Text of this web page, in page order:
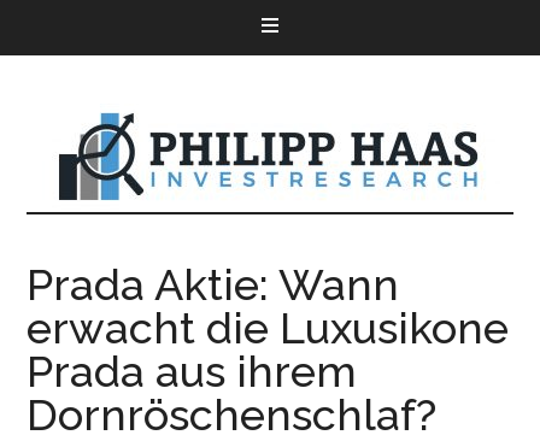
Prada Aktie: Wann
erwacht die Luxusikone
Prada aus ihrem
Dornröschenschlaf?